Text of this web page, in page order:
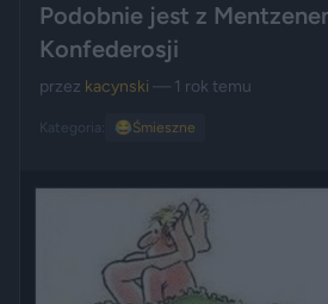
Podobnie jest z
Konfederosji
przez kacynski — 1 rok temu
Kategoria: 😂Śmieszne